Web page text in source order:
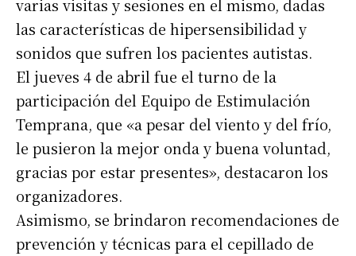
varias visitas y sesiones en el mismo, dadas
las características de hipersensibilidad y
sonidos que sufren los pacientes autistas.
El jueves 4 de abril fue el turno de la
participación del Equipo de Estimulación
Temprana, que «a pesar del viento y del frío,
le pusieron la mejor onda y buena voluntad,
gracias por estar presentes», destacaron los
organizadores.
Asimismo, se brindaron recomendaciones de
prevención y técnicas para el cepillado de